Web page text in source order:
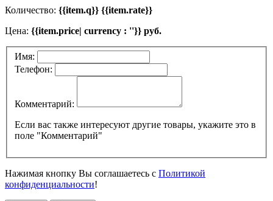
Количество: {{item.q}} {{item.rate}}
Цена: {{item.price| currency : ''}} руб.
Имя:
Телефон:
Комментарий:
Если вас также интересуют другие товары, укажите это в
поле "Комментарий"
Нажимая кнопку Вы соглашаетесь с Политикой
конфиденциальности!